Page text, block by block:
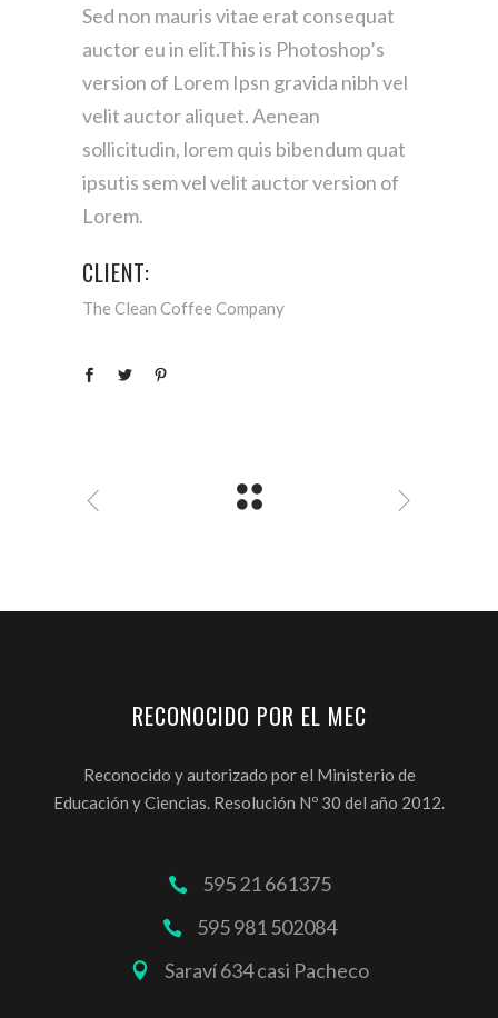
Sed non mauris vitae erat consequat
auctor eu in elit.This is Photoshop’s
version of Lorem Ipsn gravida nibh vel
velit auctor aliquet. Aenean
sollicitudin, lorem quis bibendum quat
ipsutis sem vel velit auctor version of
Lorem.
CLIENT:
The Clean Coffee Company
RECONOCIDO POR EL MEC
Reconocido y autorizado por el Ministerio de
Educación y Ciencias. Resolución Nº 30 del año 2012.
595 21 661375
595 981 502084
Saraví 634 casi Pacheco